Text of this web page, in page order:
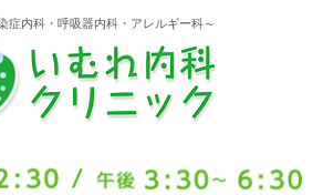
症内科・呼吸器内科・アレルギー科～